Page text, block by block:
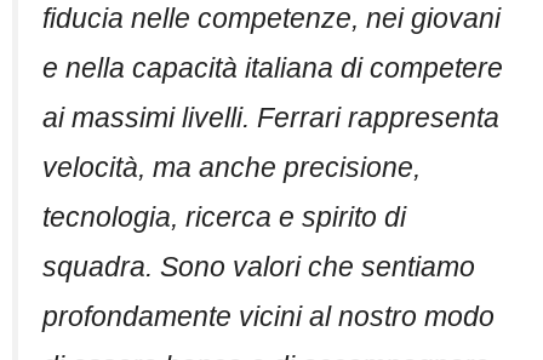
fiducia nelle competenze, nei giovani
e nella capacità italiana di competere
ai massimi livelli. Ferrari rappresenta
velocità, ma anche precisione,
tecnologia, ricerca e spirito di
squadra. Sono valori che sentiamo
profondamente vicini al nostro modo